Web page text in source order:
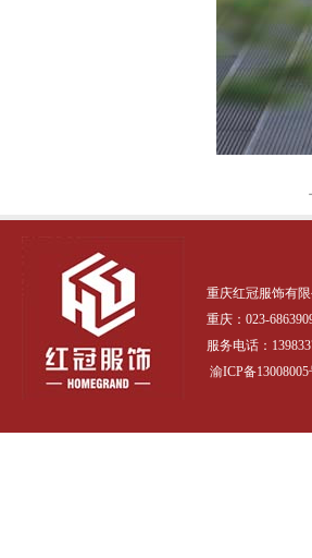
重庆红冠服饰有
重庆：023-
服务电话：
渝ICP备13008005